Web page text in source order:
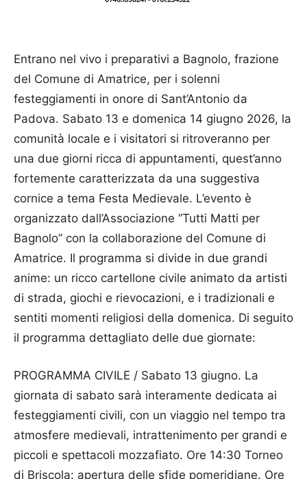
Entrano nel vivo i preparativi a Bagnolo, frazione
del Comune di Amatrice, per i solenni
festeggiamenti in onore di Sant’Antonio da
Padova. Sabato 13 e domenica 14 giugno 2026, la
comunità locale e i visitatori si ritroveranno per
una due giorni ricca di appuntamenti, quest’anno
fortemente caratterizzata da una suggestiva
cornice a tema Festa Medievale. L’evento è
organizzato dall’Associazione “Tutti Matti per
Bagnolo” con la collaborazione del Comune di
Amatrice. Il programma si divide in due grandi
anime: un ricco cartellone civile animato da artisti
di strada, giochi e rievocazioni, e i tradizionali e
sentiti momenti religiosi della domenica. Di seguito
il programma dettagliato delle due giornate:
PROGRAMMA CIVILE / Sabato 13 giugno. La
giornata di sabato sarà interamente dedicata ai
festeggiamenti civili, con un viaggio nel tempo tra
atmosfere medievali, intrattenimento per grandi e
piccoli e spettacoli mozzafiato. Ore 14:30 Torneo
di Briscola: apertura delle sfide pomeridiane. Ore